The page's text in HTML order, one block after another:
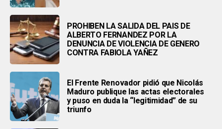
PROHIBEN LA SALIDA DEL PAIS DE
ALBERTO FERNANDEZ POR LA
DENUNCIA DE VIOLENCIA DE GENERO
CONTRA FABIOLA YAÑEZ
El Frente Renovador pidió que Nicolás
Maduro publique las actas electorales
y puso en duda la “legitimidad” de su
triunfo